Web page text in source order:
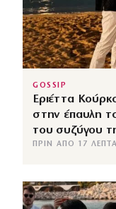
GOSSIP
Εριέττα
στην έπαυλη
του συζύγου
ΠΡΙΝ ΑΠΌ 17 ΛΕΠΤΆ